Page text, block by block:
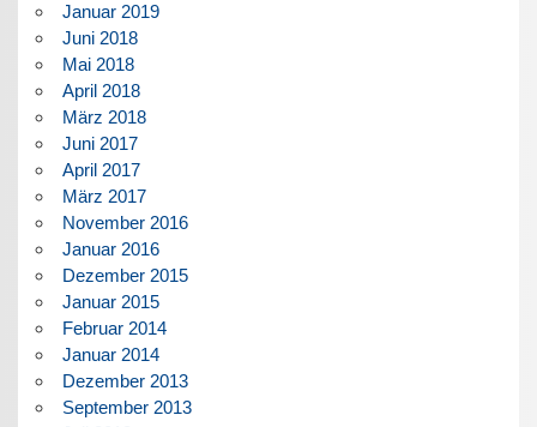
Januar 2019
Juni 2018
Mai 2018
April 2018
März 2018
Juni 2017
April 2017
März 2017
November 2016
Januar 2016
Dezember 2015
Januar 2015
Februar 2014
Januar 2014
Dezember 2013
September 2013